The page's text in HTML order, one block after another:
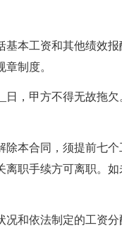
基本工资和其他绩效
制度。
日，甲方不得无故拖
除本合同，须提前七
离职手续方可离职。
况和依法制定的工资